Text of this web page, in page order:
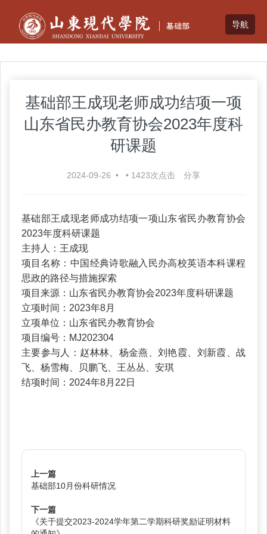
基础部王成现老师成功结项一项
山东省民办教育协会2023年度科
研课题
2024-09-26 • • 1423次点击 分享
基础部王成现老师成功结项一项山东省民办教育协会
2023年度科研课题
主持人：王成现
项目名称：中国经典诗歌融入民办高校英语本科课程
思政的路径与措施探索
项目来源：山东省民办教育协会2023年度科研课题
立项时间：2023年8月
立项单位：山东省民办教育协会
项目编号：MJ202304
主要参与人：赵林林、杨金燕、刘艳霞、刘新霞、战
飞、杨雪梅、贝鹏飞、王丛丛、安琪
结项时间：2024年8月22日
上一篇
基础部10月份科研情况
下一篇
《关于提交2023-2024学年第二学期科研奖励证明材料